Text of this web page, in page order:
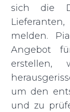
sich die
melden.
Angebot
erstellen,
um den
und zu